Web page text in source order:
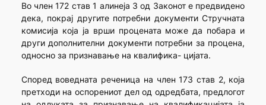
Во член 172 став 1 алинеја 3 од Законот е предвидено
дека, покрај другите потребни документи Стручната
комисија која ја врши процената може да побара и
други дополнителни документи потребни за процена,
односно за признавање на квалифика- цијата.
Според воведната реченица на член 173 став 2, која
претходи на оспорениот дел од одредбата, предлогот